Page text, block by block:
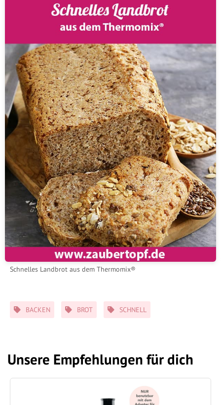
Schnelles Landbrot aus dem Thermomix®
Schlagwörter
BACKEN BROT SCHNELL
Unsere Empfehlungen für dich